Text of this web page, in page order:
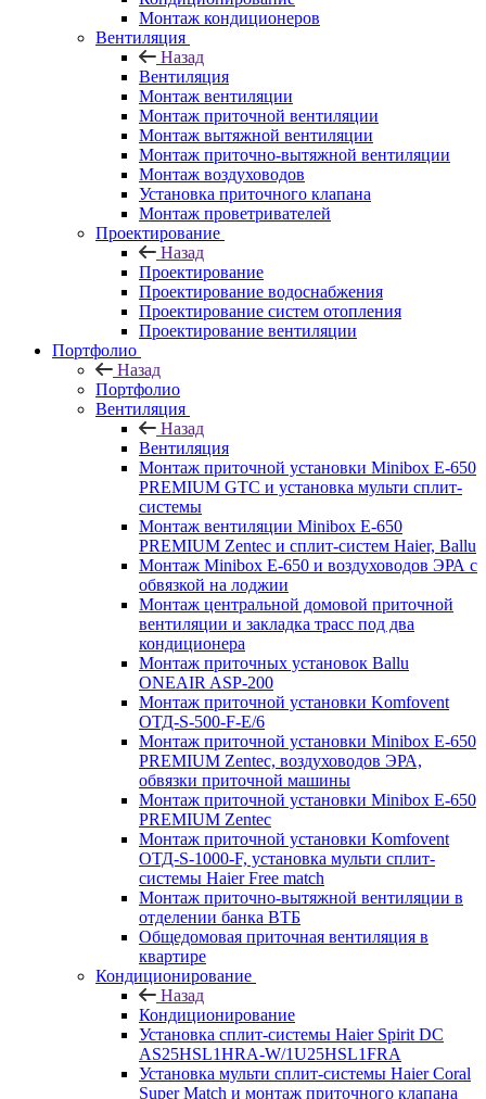
Монтаж кондиционеров
Вентиляция
Назад
Вентиляция
Монтаж вентиляции
Монтаж приточной вентиляции
Монтаж вытяжной вентиляции
Монтаж приточно-вытяжной вентиляции
Монтаж воздуховодов
Установка приточного клапана
Монтаж проветривателей
Проектирование
Назад
Проектирование
Проектирование водоснабжения
Проектирование систем отопления
Проектирование вентиляции
Портфолио
Назад
Портфолио
Вентиляция
Назад
Вентиляция
Монтаж приточной установки Minibox E-650
PREMIUM GTC и установка мульти сплит-
системы
Монтаж вентиляции Minibox E-650
PREMIUM Zentec и сплит-систем Haier, Ballu
Монтаж Minibox E-650 и воздуховодов ЭРА с
обвязкой на лоджии
Монтаж центральной домовой приточной
вентиляции и закладка трасс под два
кондиционера
Монтаж приточных установок Ballu
ONEAIR ASP-200
Монтаж приточной установки Komfovent
ОТД-S-500-F-E/6
Монтаж приточной установки Minibox E-650
PREMIUM Zentec, воздуховодов ЭРА,
обвязки приточной машины
Монтаж приточной установки Minibox E-650
PREMIUM Zentec
Монтаж приточной установки Komfovent
ОТД-S-1000-F, установка мульти сплит-
системы Haier Free match
Монтаж приточно-вытяжной вентиляции в
отделении банка ВТБ
Общедомовая приточная вентиляция в
квартире
Кондиционирование
Назад
Кондиционирование
Установка сплит-системы Haier Spirit DC
AS25HSL1HRA-W/1U25HSL1FRA
Установка мульти сплит-системы Haier Coral
Super Match и монтаж приточного клапана